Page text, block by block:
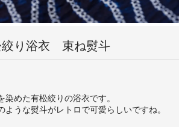
絞り浴衣 束ね熨斗
めた有松絞りの浴衣です。
うな熨斗がレトロで可愛らしいですね。